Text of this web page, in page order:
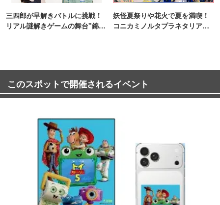
三四郎が早解きバトルに挑戦！
リアル謎解きゲームの舞台"錦糸
妖怪夏祭りや花火で夏を満喫！
コニカミノルタプラネタリア
このスポットで開催されるイベント